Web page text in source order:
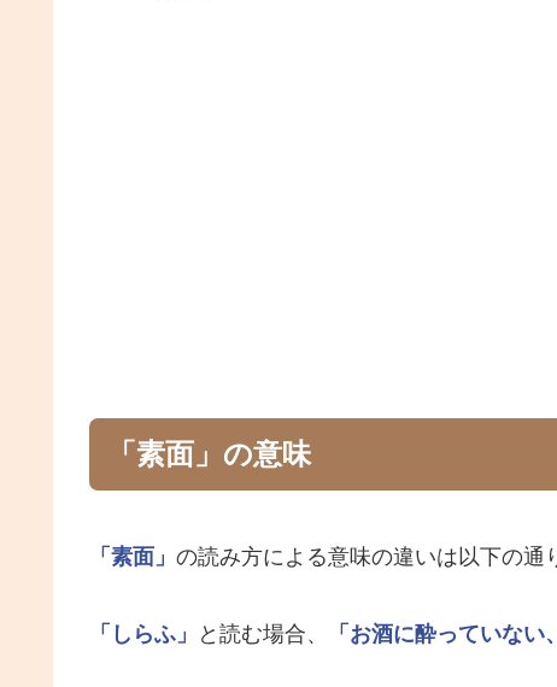
「素面」の意味
「素面」 の読み方による意味の違いは以下の通
「しらふ」 と読む場合、 「お酒に酔っていない